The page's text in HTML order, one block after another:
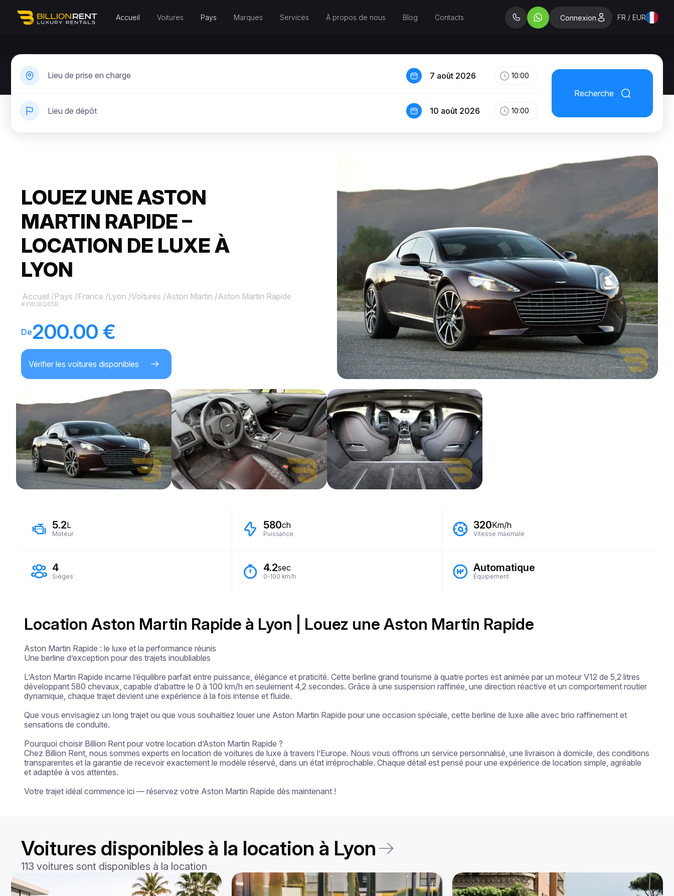
Accueil Voitures Pays Marques Services À propos de nous Blog Contacts Connexion FR / EUR
Lieu de prise en charge
Lieu de dépôt
7 août 2026 10:00
10 août 2026 10:00
Recherche
LOUEZ UNE ASTON
MARTIN RAPIDE –
LOCATION DE LUXE À
LYON
Accueil /Pays /France /Lyon /Voitures /Aston Martin /Aston Martin Rapide
#YWJBQ65R
De200.00 €
Vérifier les voitures disponibles
5.2L
Moteur
580ch
Puissance
320Km/h
Vitesse maximale
4
Sièges
4.2sec
0-100 km/h
Automatique
Équipement
Location Aston Martin Rapide à Lyon | Louez une Aston Martin Rapide
Aston Martin Rapide : le luxe et la performance réunis
Une berline d’exception pour des trajets inoubliables
L’Aston Martin Rapide incarne l’équilibre parfait entre puissance, élégance et praticité. Cette berline grand tourisme à quatre portes est animée par un moteur V12 de 5,2 litres
développant 580 chevaux, capable d’abattre le 0 à 100 km/h en seulement 4,2 secondes. Grâce à une suspension raffinée, une direction réactive et un comportement routier
dynamique, chaque trajet devient une expérience à la fois intense et fluide.
Que vous envisagiez un long trajet ou que vous souhaitiez louer une Aston Martin Rapide pour une occasion spéciale, cette berline de luxe allie avec brio raffinement et
sensations de conduite.
Pourquoi choisir Billion Rent pour votre location d’Aston Martin Rapide ?
Chez Billion Rent, nous sommes experts en location de voitures de luxe à travers l’Europe. Nous vous offrons un service personnalisé, une livraison à domicile, des conditions
transparentes et la garantie de recevoir exactement le modèle réservé, dans un état irréprochable. Chaque détail est pensé pour une expérience de location simple, agréable
et adaptée à vos attentes.
Votre trajet idéal commence ici — réservez votre Aston Martin Rapide dès maintenant !
Voitures disponibles à la location à Lyon
113 voitures sont disponibles à la location